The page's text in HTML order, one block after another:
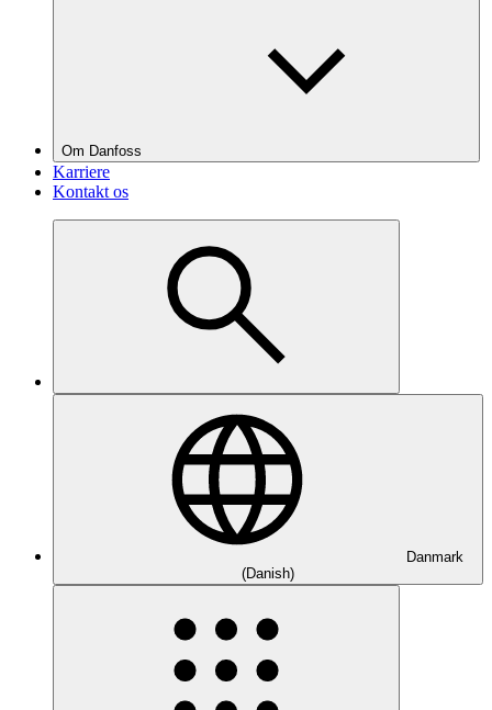
Om Danfoss
Karriere
Kontakt os
Danmark
(Danish)